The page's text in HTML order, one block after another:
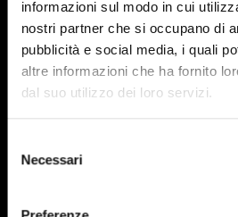
informazioni sul modo in cui
nostri partner che si occupano di
pubblicità e social media, i quali
altre informazioni che ha fornito
dal suo utilizzo dei loro servizi.
delNecessari
900
901 902
905
906 907
915